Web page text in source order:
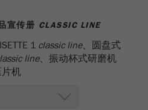
宣传册 CLASSIC LINE
1 classic line、圆盘式
line、振动杯式研磨机
片机